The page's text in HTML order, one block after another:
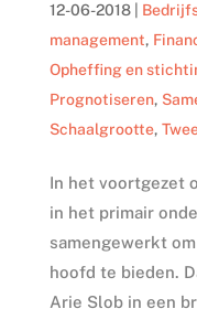
12-06-2018|
management,
Opheffing en
Prognotiseren,
Schaalgrootte,
In het voortgezet
in het primair
samengewerkt
hoofd te bieden.
Arie Slob in een